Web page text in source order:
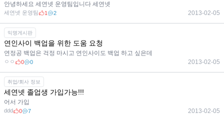
안녕하세요 세연넷 운영팀입니다 세연넷
세연넷 운영팀 1 2 2013-02-05
익명게시판
연인사이 백업을 위한 도움 요청
연정공 백업은 걱정 마시고 연인사이도 백업 하고 싶은데
ㅇㅇ 0 0 2013-02-05
취업/회사 정보
세연넷 졸업생 가입가능!!!
어서 가입
ddd 0 7 2013-02-05